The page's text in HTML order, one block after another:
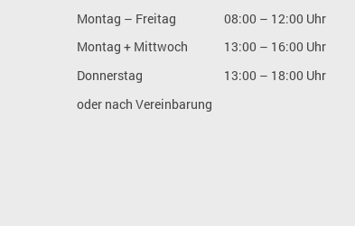
Montag – Freitag
08:00 – 12:00 Uhr
Montag + Mittwoch
13:00 – 16:00 Uhr
Donnerstag
13:00 – 18:00 Uhr
oder nach Vereinbarung